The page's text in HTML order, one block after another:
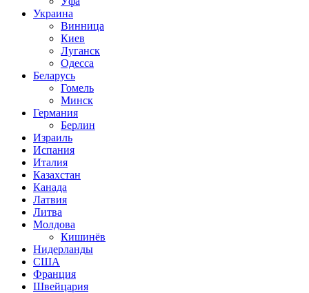
Украина
Винница
Киев
Луганск
Одесса
Беларусь
Гомель
Минск
Германия
Берлин
Израиль
Испания
Италия
Казахстан
Канада
Латвия
Литва
Молдова
Кишинёв
Нидерланды
США
Франция
Швейцария